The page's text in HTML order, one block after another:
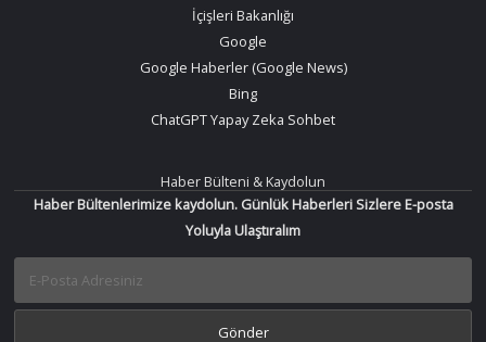
İçişleri Bakanlığı
Google
Google Haberler (Google News)
Bing
ChatGPT Yapay Zeka Sohbet
Haber Bülteni & Kaydolun
Haber Bültenlerimize kaydolun. Günlük Haberleri Sizlere E-posta
Yoluyla Ulaştıralım